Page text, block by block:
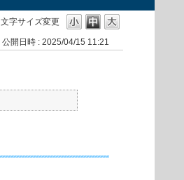
文字サイズ変更
公開日時 : 2025/04/15 11:21